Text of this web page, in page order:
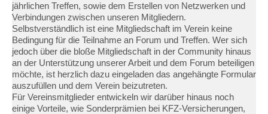
jährlichen Treffen, sowie dem Erstellen von Netzwerken und
Verbindungen zwischen unseren Mitgliedern.
Selbstverständlich ist eine Mitgliedschaft im Verein keine
Bedingung für die Teilnahme an Forum und Treffen. Wer sich
jedoch über die bloße Mitgliedschaft in der Community hinaus
an der Unterstützung unserer Arbeit und dem Forum beteiligen
möchte, ist herzlich dazu eingeladen das angehängte Formular
auszufüllen und dem Verein beizutreten.
Für Vereinsmitglieder entwickeln wir darüber hinaus noch
einige Vorteile, wie Sonderprämien bei KFZ-Versicherungen,